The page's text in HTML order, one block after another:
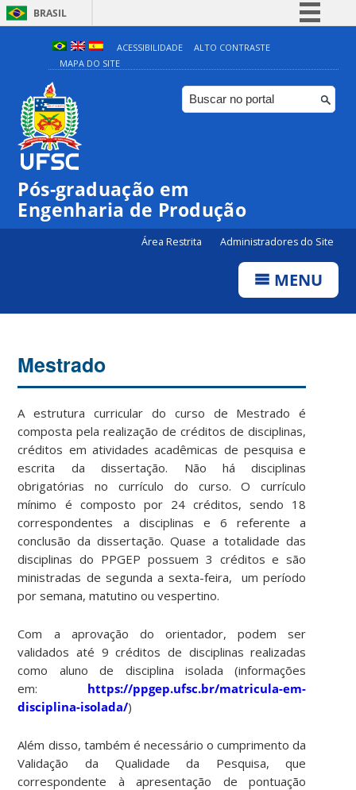
BRASIL
Simplifique!
Comunica BR
Participe
ACESSIBILIDADE
ALTO CONTRASTE
MAPA DO SITE
Pós-graduação em
Engenharia de Produção
Área Restrita Administradores do Site
MENU
Mestrado
A estrutura curricular do curso de Mestrado é
composta pela realização de créditos de disciplinas,
créditos em atividades acadêmicas de pesquisa e
escrita da dissertação. Não há disciplinas
obrigatórias no currículo do curso. O currículo
mínimo é composto por 24 créditos, sendo 18
correspondentes a disciplinas e 6 referente a
conclusão da dissertação. Quase a totalidade das
disciplinas do PPGEP possuem 3 créditos e são
ministradas de segunda a sexta-feira, um período
por semana, matutino ou vespertino.
Com a aprovação do orientador, podem ser
validados até 9 créditos de disciplinas realizadas
como aluno de disciplina isolada (informações
em: https://ppgep.ufsc.br/matricula-em-
disciplina-isolada/)
Além disso, também é necessário o cumprimento da
Validação da Qualidade da Pesquisa, que
correspondente à apresentação de pontuação